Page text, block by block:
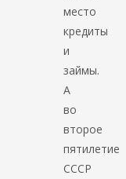
место
кредиты
и
займы.
А
во
второе
пятилетие
СССР